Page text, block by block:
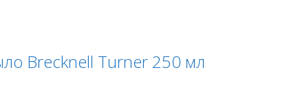
Brecknell Turner 250 мл